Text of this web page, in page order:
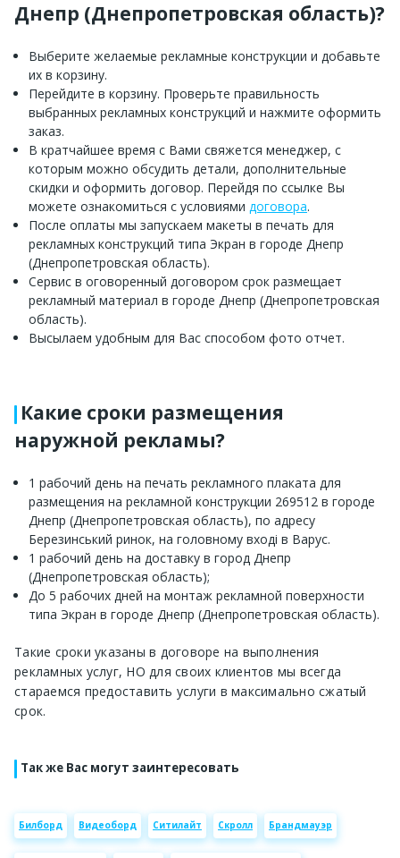
Днепр (Днепропетровская область)?
Выберите желаемые рекламные конструкции и добавьте
их в корзину.
Перейдите в корзину. Проверьте правильность
выбранных рекламных конструкций и нажмите оформить
заказ.
В кратчайшее время с Вами свяжется менеджер, с
которым можно обсудить детали, дополнительные
скидки и оформить договор. Перейдя по ссылке Вы
можете ознакомиться с условиями договора.
После оплаты мы запускаем макеты в печать для
рекламных конструкций типа Экран в городе Днепр
(Днепропетровская область).
Сервис в оговоренный договором срок размещает
рекламный материал в городе Днепр (Днепропетровская
область).
Высылаем удобным для Вас способом фото отчет.
Какие сроки размещения
наружной рекламы?
1 рабочий день на печать рекламного плаката для
размещения на рекламной конструкции 269512 в городе
Днепр (Днепропетровская область), по адресу
Березинський ринок, на головному вході в Варус.
1 рабочий день на доставку в город Днепр
(Днепропетровская область);
До 5 рабочих дней на монтаж рекламной поверхности
типа Экран в городе Днепр (Днепропетровская область).
Такие сроки указаны в договоре на выполнения
рекламных услуг, НО для своих клиентов мы всегда
стараемся предоставить услуги в максимально сжатый
срок.
Так же Вас могут заинтересовать
Билборд Видеоборд Ситилайт Скролл Брандмауэр